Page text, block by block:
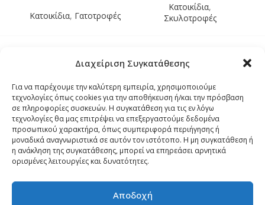
Διαχείριση Συγκατάθεσης
Για να παρέχουμε την καλύτερη εμπειρία, χρησιμοποιούμε
τεχνολογίες όπως cookies για την αποθήκευση ή/και την πρόσβαση
σε πληροφορίες συσκευών. Η συγκατάθεση για τις εν λόγω
τεχνολογίες θα μας επιτρέψει να επεξεργαστούμε δεδομένα
προσωπικού χαρακτήρα, όπως συμπεριφορά περιήγησης ή
μοναδικά αναγνωριστικά σε αυτόν τον ιστότοπο. Η μη συγκατάθεση ή
η ανάκληση της συγκατάθεσης, μπορεί να επηρεάσει αρνητικά
ορισμένες λειτουργίες και δυνατότητες.
Αποδοχή
Κατοικίδια, Γατοτροφές
Κατοικίδια,
Σκυλοτροφές
Τρόποι Αποστολής
Τρόποι Αγοράς – Πληρωμής – Επιστρόφης
Όροι και Προϋποθέσεις
Δήλωση Απορρήτου